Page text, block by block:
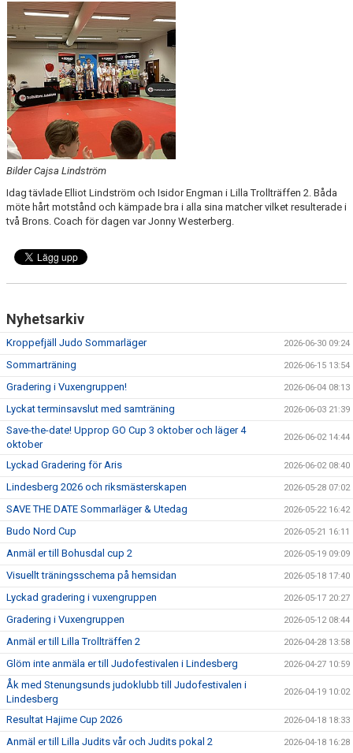
Bilder Cajsa Lindström
Idag tävlade Elliot Lindström och Isidor Engman i Lilla Trollträffen 2. Båda
möte hårt motstånd och kämpade bra i alla sina matcher vilket resulterade i
två Brons. Coach för dagen var Jonny Westerberg.
Nyhetsarkiv
Kroppefjäll Judo Sommarläger 2026-06-30 09:24
Sommarträning 2026-06-15 13:54
Gradering i Vuxengruppen! 2026-06-04 08:13
Lyckat terminsavslut med samträning 2026-06-03 21:39
Save-the-date! Upprop GO Cup 3 oktober och läger 4
oktober
2026-06-02 14:44
Lyckad Gradering för Aris 2026-06-02 08:40
Lindesberg 2026 och riksmästerskapen 2026-05-28 07:02
SAVE THE DATE Sommarläger & Utedag 2026-05-22 16:42
Budo Nord Cup 2026-05-21 16:11
Anmäl er till Bohusdal cup 2 2026-05-19 09:09
Visuellt träningsschema på hemsidan 2026-05-18 17:40
Lyckad gradering i vuxengruppen 2026-05-17 20:27
Gradering i Vuxengruppen 2026-05-12 08:44
Anmäl er till Lilla Trollträffen 2 2026-04-28 13:58
Glöm inte anmäla er till Judofestivalen i Lindesberg 2026-04-27 10:59
Åk med Stenungsunds judoklubb till Judofestivalen i
Lindesberg
2026-04-19 10:02
Resultat Hajime Cup 2026 2026-04-18 18:33
Anmäl er till Lilla Judits vår och Judits pokal 2 2026-04-18 16:28